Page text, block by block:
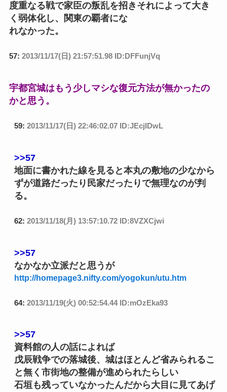
度重なる戦で家臣の叛乱を招きそれによって大き
く弱体化し、関東の覇者にな
れなかった。
57: 2013/11/17(日) 21:57:51.98 ID:DFFunjVq
宇都宮城はもう少しマシな復元方法が無かったの
かと思う。
59: 2013/11/17(日) 22:46:02.07 ID:JEcjIDwL
>>57
地面に書かれた線を見ると本丸の敷地の少なから
ずが道路だったり民家だったりで無理なのが判
る。
62: 2013/11/18(月) 13:57:10.72 ID:8VZXCjwi
>>57
なかなか立派だと思うが
http://homepage3.nifty.com/yogokun/utu.htm
64: 2013/11/19(火) 00:52:54.44 ID:mOzEka93
>>57
資料館の人の話によれば
戊辰戦争での落城後、城はほとんど省みられるこ
と無く市街地の整備が進められたらしい
石垣も残っていなかったんだから大目に見てあげ